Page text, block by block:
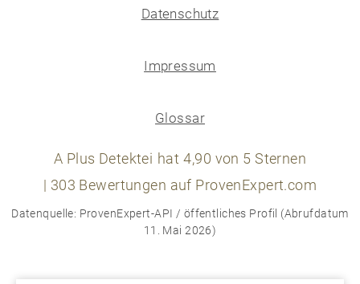
Datenschutz
Impressum
Glossar
A Plus Detektei hat 4,90 von 5 Sternen
| 303 Bewertungen auf ProvenExpert.com
Datenquelle: ProvenExpert-API / öffentliches Profil (Abrufdatum
11. Mai 2026)